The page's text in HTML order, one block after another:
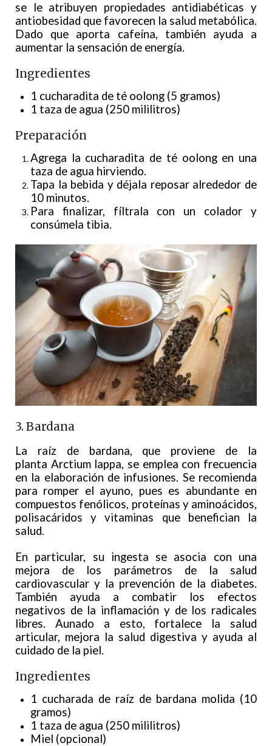
se le atribuyen propiedades antidiabéticas y
antiobesidad que favorecen la salud metabólica.
Dado que aporta cafeína, también ayuda a
aumentar la sensación de energía.
Ingredientes
1 cucharadita de té oolong (5 gramos)
1 taza de agua (250 mililitros)
Preparación
Agrega la cucharadita de té oolong en una
taza de agua hirviendo.
Tapa la bebida y déjala reposar alrededor de
10 minutos.
Para finalizar, fíltrala con un colador y
consúmela tibia.
3. Bardana
La raíz de bardana, que proviene de la
planta Arctium lappa, se emplea con frecuencia
en la elaboración de infusiones. Se recomienda
para romper el ayuno, pues es abundante en
compuestos fenólicos, proteínas y aminoácidos,
polisacáridos y vitaminas que benefician la
salud.
En particular, su ingesta se asocia con una
mejora de los parámetros de la salud
cardiovascular y la prevención de la diabetes.
También ayuda a combatir los efectos
negativos de la inflamación y de los radicales
libres. Aunado a esto, fortalece la salud
articular, mejora la salud digestiva y ayuda al
cuidado de la piel.
Ingredientes
1 cucharada de raíz de bardana molida (10
gramos)
1 taza de agua (250 mililitros)
Miel (opcional)